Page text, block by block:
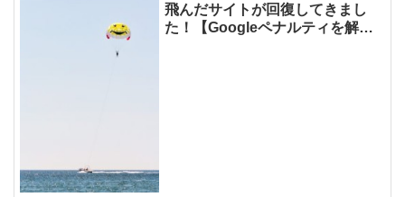
飛んだサイトが回復してきまし
た！【Googleペナルティを解除